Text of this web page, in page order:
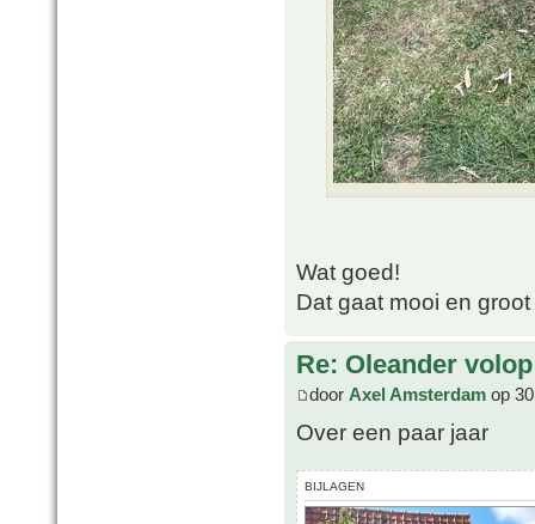
Wat goed!
Dat gaat mooi en
Re: Oleander
door Axel Amsterdam op
Over een paar jaar
BIJLAGEN